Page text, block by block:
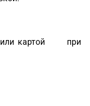
или картой при